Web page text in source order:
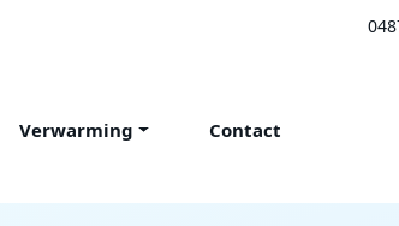
Verwarming Contact